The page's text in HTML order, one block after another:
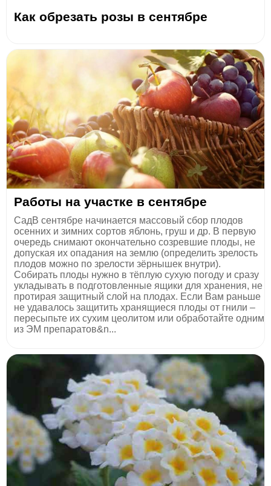
Как обрезать розы в сентябре
Работы на участке в сентябре
СадВ сентябре начинается массовый сбор плодов
осенних и зимних сортов яблонь, груш и др. В первую
очередь снимают окончательно созревшие плоды, не
допуская их опадания на землю (определить зрелость
плодов можно по зрелости зёрнышек внутри).
Собирать плоды нужно в тёплую сухую погоду и сразу
укладывать в подготовленные ящики для хранения, не
протирая защитный слой на плодах. Если Вам раньше
не удавалось защитить хранящиеся плоды от гнили –
пересыпьте их сухим цеолитом или обработайте одним
из ЭМ препаратов&n...